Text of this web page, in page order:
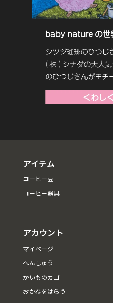
アイテム
コーヒー豆
コーヒー器具
アカウント
マイページ
へんしゅう
かいものカゴ
おかねをはらう